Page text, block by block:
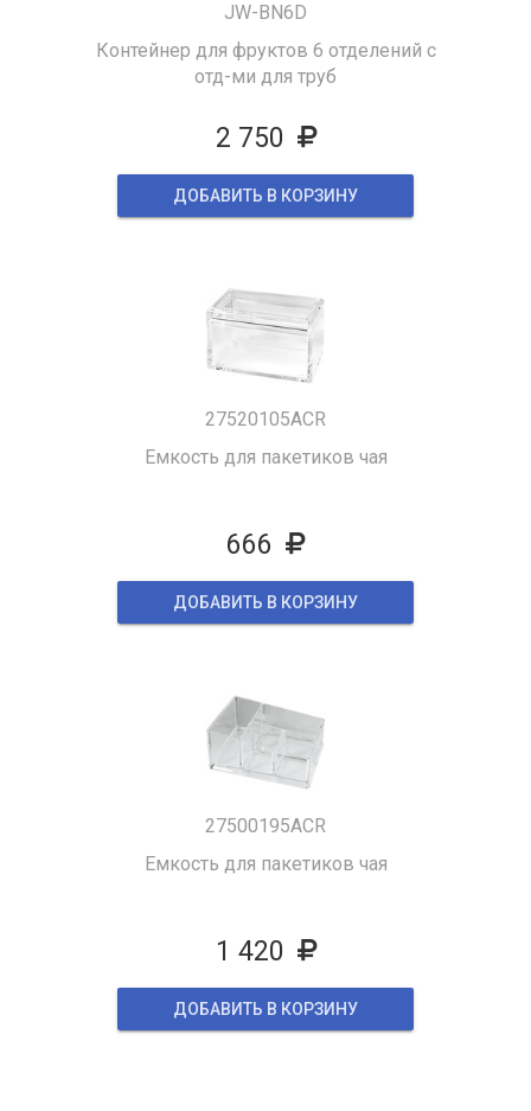
JW-BN6D
Контейнер для фруктов 6 отделений с
отд-ми для труб
2 750
ДОБАВИТЬ В КОРЗИНУ
27520105ACR
Емкость для пакетиков чая
666
ДОБАВИТЬ В КОРЗИНУ
27500195ACR
Емкость для пакетиков чая
1 420
ДОБАВИТЬ В КОРЗИНУ